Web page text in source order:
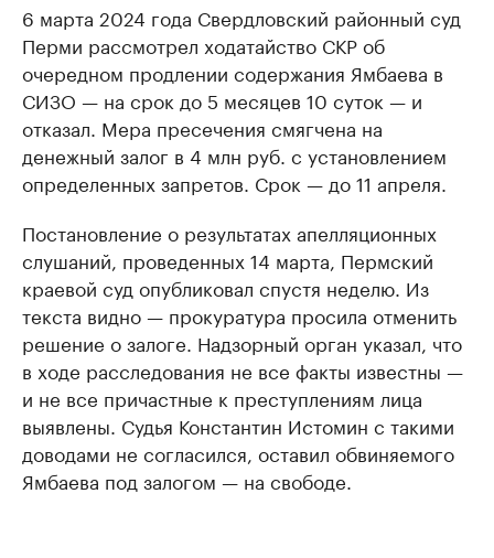
6 марта 2024 года Свердловский районный суд
Перми рассмотрел ходатайство СКР об
очередном продлении содержания Ямбаева в
СИЗО — на срок до 5 месяцев 10 суток — и
отказал. Мера пресечения смягчена на
денежный залог в 4 млн руб. с установлением
определенных запретов. Срок — до 11 апреля.
Постановление о результатах апелляционных
слушаний, проведенных 14 марта, Пермский
краевой суд опубликовал спустя неделю. Из
текста видно — прокуратура просила отменить
решение о залоге. Надзорный орган указал, что
в ходе расследования не все факты известны —
и не все причастные к преступлениям лица
выявлены. Судья Константин Истомин с такими
доводами не согласился, оставил обвиняемого
Ямбаева под залогом — на свободе.